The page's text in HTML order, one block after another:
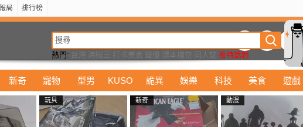
局 排行榜
熱門:
推特話題
韓國恐怖漫畫
新奇 寵物 型男 KUSO 詭異 娛樂 科技 美食 遊戲
玩具 新奇 動漫
科技 動漫